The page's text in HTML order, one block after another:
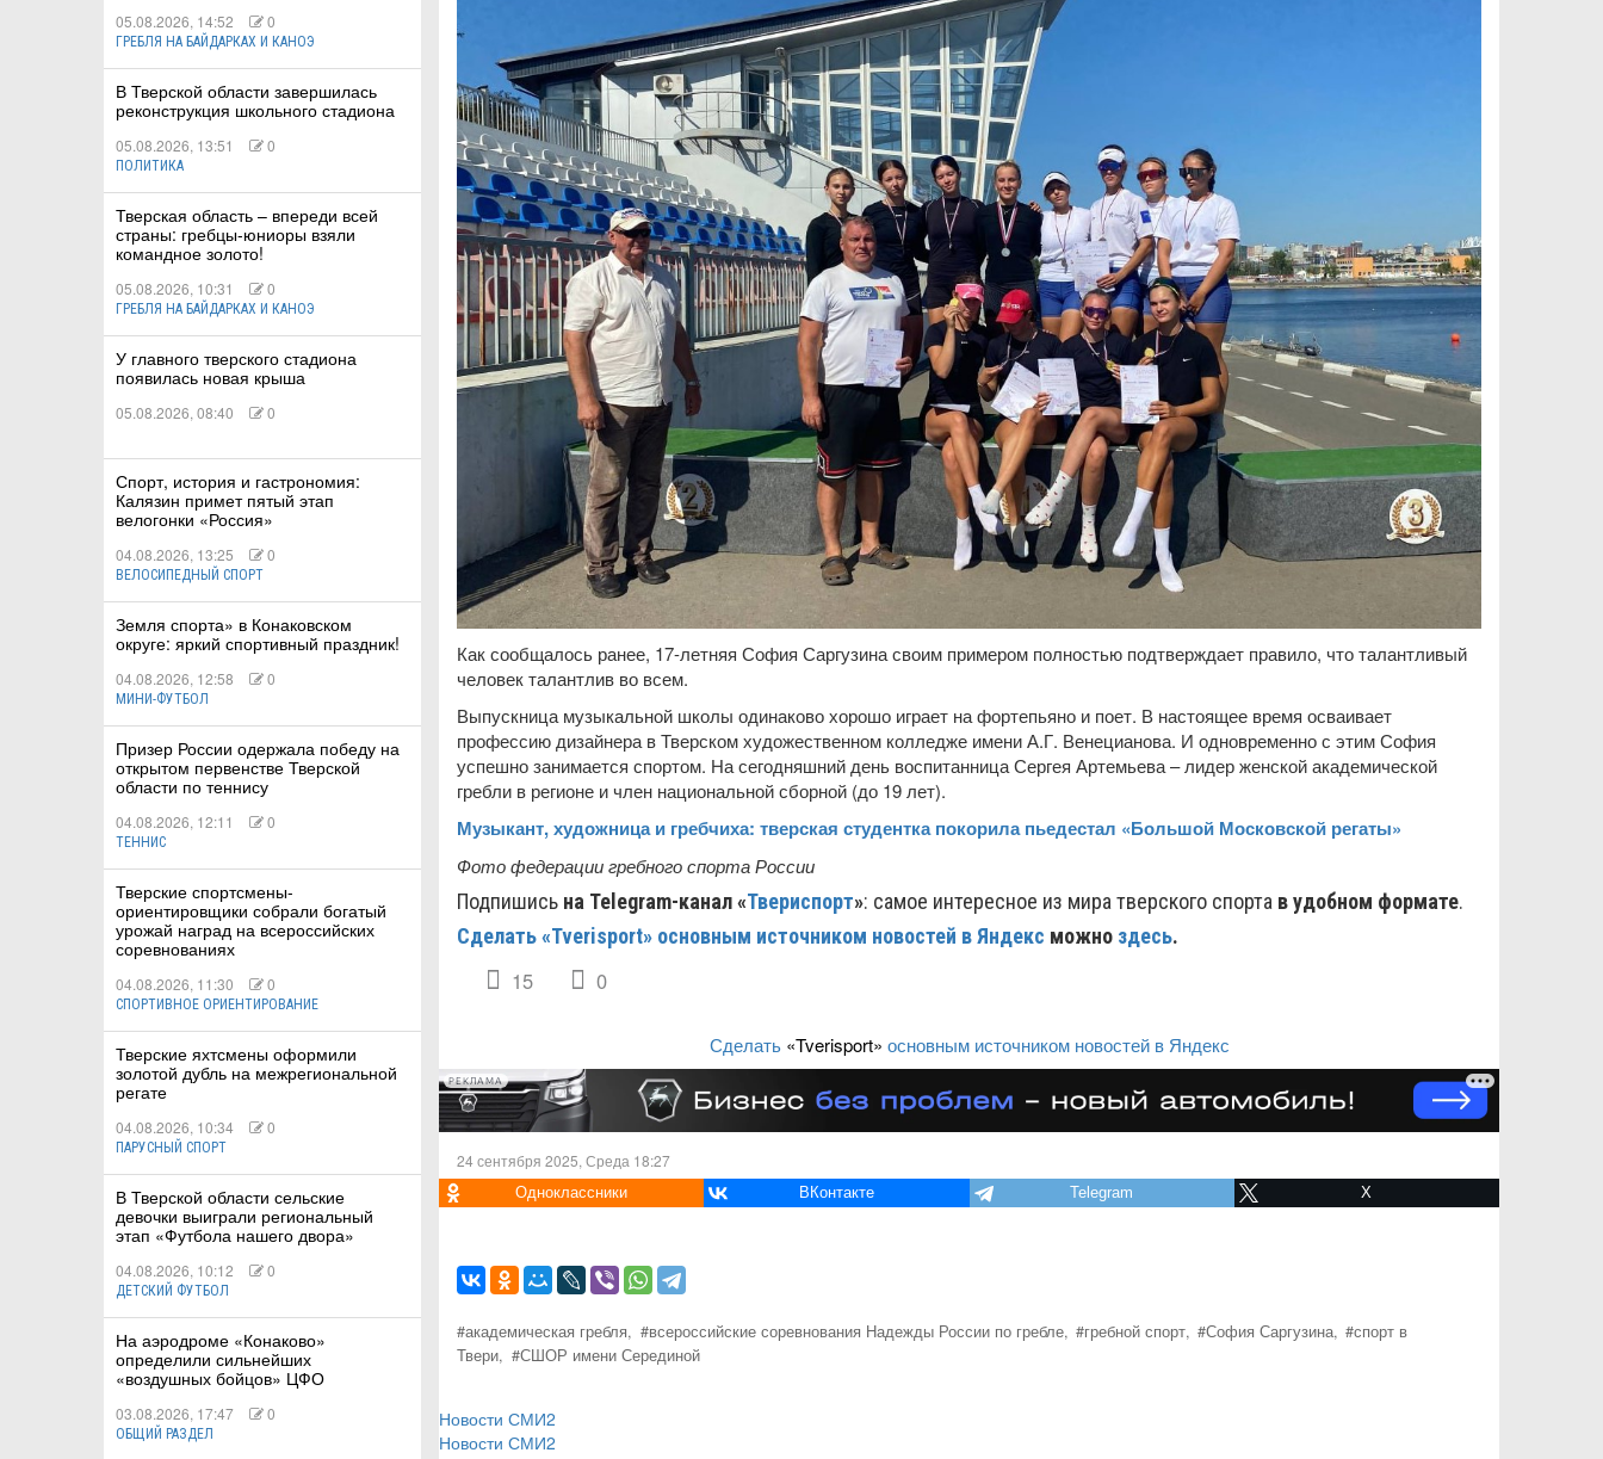
05.08.2026, 14:52 0
ГРЕБЛЯ НА БАЙДАРКАХ И КАНОЭ
В Тверской области завершилась
реконструкция школьного стадиона
05.08.2026, 13:51 0
ПОЛИТИКА
Тверская область – впереди всей
страны: гребцы-юниоры взяли
командное золото!
05.08.2026, 10:31 0
ГРЕБЛЯ НА БАЙДАРКАХ И КАНОЭ
У главного тверского стадиона
появилась новая крыша
05.08.2026, 08:40 0
Спорт, история и гастрономия:
Калязин примет пятый этап
велогонки «Россия»
04.08.2026, 13:25 0
ВЕЛОСИПЕДНЫЙ СПОРТ
Земля спорта» в Конаковском
округе: яркий спортивный праздник!
04.08.2026, 12:58 0
МИНИ-ФУТБОЛ
Призер России одержала победу на
открытом первенстве Тверской
области по теннису
04.08.2026, 12:11 0
ТЕННИС
Тверские спортсмены-
ориентировщики собрали богатый
урожай наград на всероссийских
соревнованиях
04.08.2026, 11:30 0
СПОРТИВНОЕ ОРИЕНТИРОВАНИЕ
Тверские яхтсмены оформили
золотой дубль на межрегиональной
регате
04.08.2026, 10:34 0
ПАРУСНЫЙ СПОРТ
В Тверской области сельские
девочки выиграли региональный
этап «Футбола нашего двора»
04.08.2026, 10:12 0
ДЕТСКИЙ ФУТБОЛ
На аэродроме «Конаково»
определили сильнейших
«воздушных бойцов» ЦФО
03.08.2026, 17:47 0
ОБЩИЙ РАЗДЕЛ
Как сообщалось ранее, 17-летняя София Саргузина своим примером полностью подтверждает правило, что талантливый
человек талантлив во всем.
Выпускница музыкальной школы одинаково хорошо играет на фортепьяно и поет. В настоящее время осваивает
профессию дизайнера в Тверском художественном колледже имени А.Г. Венецианова. И одновременно с этим София
успешно занимается спортом. На сегодняшний день воспитанница Сергея Артемьева – лидер женской академической
гребли в регионе и член национальной сборной (до 19 лет).
Музыкант, художница и гребчиха: тверская студентка покорила пьедестал «Большой Московской регаты»
Фото федерации гребного спорта России
Подпишись на Telegram-канал «Твериспорт»: самое интересное из мира тверского спорта в удобном формате.
Сделать «Tverisport» основным источником новостей в Яндекс можно здесь.
15 0
Сделать «Tverisport» основным источником новостей в Яндекс
РЕКЛАМА
24 сентября 2025, Среда 18:27
Одноклассники ВКонтакте Telegram X
#академическая гребля, #всероссийские соревнования Надежды России по гребле, #гребной спорт, #София Саргузина, #спорт в
Твери, #СШОР имени Серединой
Новости СМИ2
Новости СМИ2